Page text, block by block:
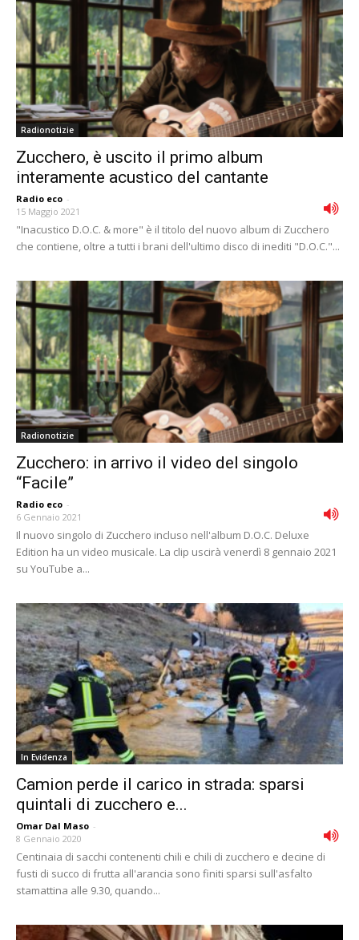
Radionotizie
Zucchero, è uscito il primo album
interamente acustico del cantante
Radio eco -
15 Maggio 2021
"Inacustico D.O.C. & more" è il titolo del nuovo album di Zucchero
che contiene, oltre a tutti i brani dell'ultimo disco di inediti "D.O.C."...
Radionotizie
Zucchero: in arrivo il video del singolo
“Facile”
Radio eco -
6 Gennaio 2021
Il nuovo singolo di Zucchero incluso nell'album D.O.C. Deluxe
Edition ha un video musicale. La clip uscirà venerdì 8 gennaio 2021
su YouTube a...
In Evidenza
Camion perde il carico in strada: sparsi
quintali di zucchero e...
Omar Dal Maso -
8 Gennaio 2020
Centinaia di sacchi contenenti chili e chili di zucchero e decine di
fusti di succo di frutta all'arancia sono finiti sparsi sull'asfalto
stamattina alle 9.30, quando...